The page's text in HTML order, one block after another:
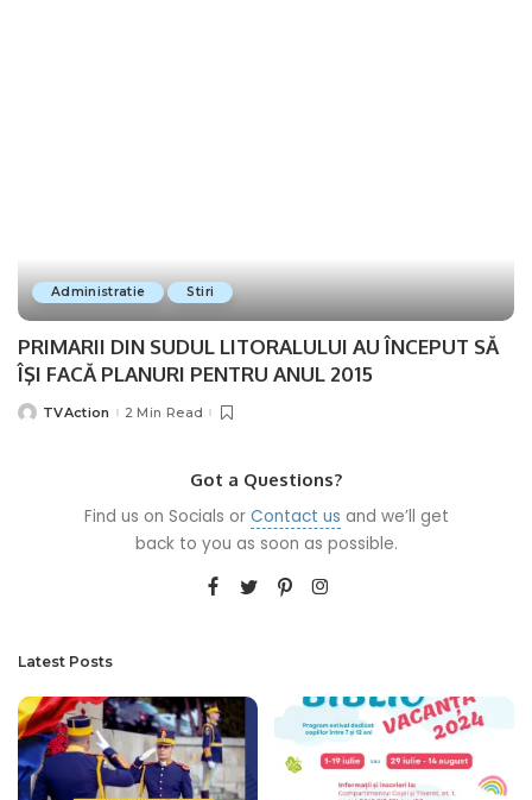
Administratie Stiri
PRIMARII DIN SUDUL LITORALULUI AU ÎNCEPUT SĂ
ÎŞI FACĂ PLANURI PENTRU ANUL 2015
PostedTVAction 2 Min Read
Got a Questions?
Find us on Socials or Contact us and we’ll get
back to you as soon as possible.
Latest Posts